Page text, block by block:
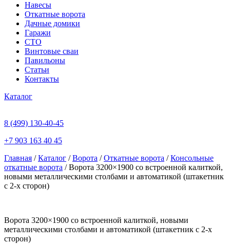
Навесы
Откатные ворота
Дачные домики
Гаражи
СТО
Винтовые сваи
Павильоны
Статьи
Контакты
Каталог
8 (499) 130-40-45
+7 903 163 40 45
Главная /Каталог /Ворота /Откатные ворота /Консольные
откатные ворота / Ворота 3200×1900 со встроенной калиткой,
новыми металлическими столбами и автоматикой (штакетник
с 2-х сторон)
Ворота 3200×1900 со встроенной калиткой, новыми
металлическими столбами и автоматикой (штакетник с 2-х
сторон)